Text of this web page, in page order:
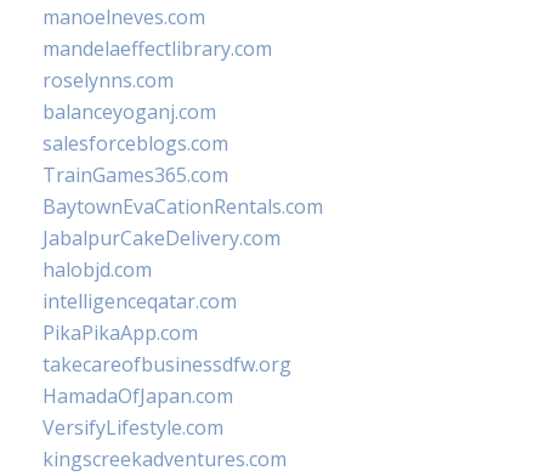
manoelneves.com
mandelaeffectlibrary.com
roselynns.com
balanceyoganj.com
salesforceblogs.com
TrainGames365.com
BaytownEvaCationRentals.com
JabalpurCakeDelivery.com
halobjd.com
intelligenceqatar.com
PikaPikaApp.com
takecareofbusinessdfw.org
HamadaOfJapan.com
VersifyLifestyle.com
kingscreekadventures.com